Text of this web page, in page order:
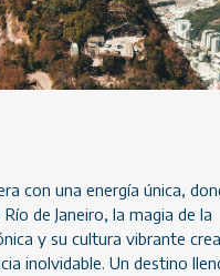
con una energía única,
de Janeiro, la magia de la
y su cultura vibrante
inolvidable. Un destino